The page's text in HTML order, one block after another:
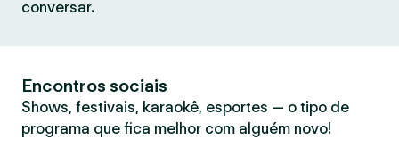
conversar.
Encontros sociais
Shows, festivais, karaokê, esportes — o tipo de
programa que fica melhor com alguém novo!